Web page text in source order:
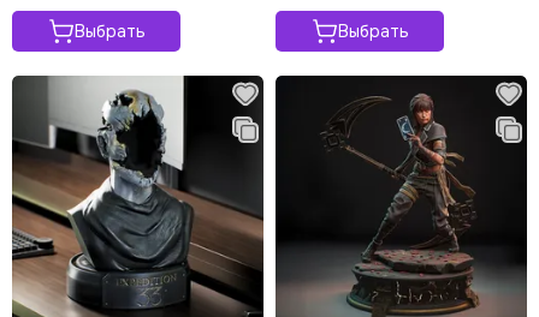
Выбрать
Выбрать